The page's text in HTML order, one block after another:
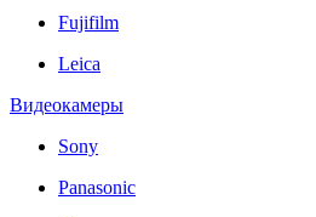
Fujifilm
Leica
Видеокамеры
Sony
Panasonic